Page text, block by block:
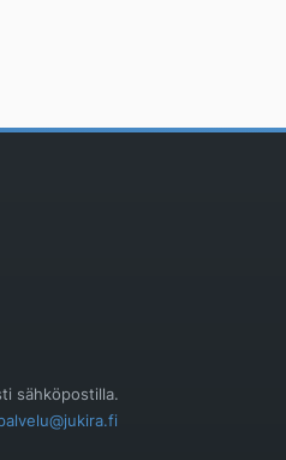
sähköpostilla.